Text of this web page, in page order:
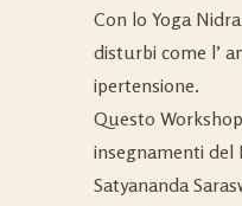
Con lo Yoga
disturbi come l’
ipertensione.
Questo
insegnamenti del
Satyananda